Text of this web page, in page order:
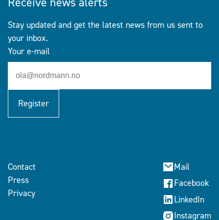
Stay updated and get the latest news from us sent to
your inbox.
Your e-mail
Register
Contact
Press
Privacy
Mail
Facebook
LinkedIn
Instagram